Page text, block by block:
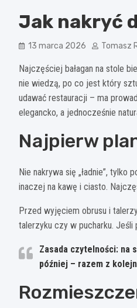
Jak nakryć
13 marca 2026 Tomasz
Najczęściej bałagan na stole
nie wiedzą, po co jest który
udawać restauracji – ma
elegancko, a jednocześnie
Najpierw
Nie nakrywa się „ładnie”,
inaczej na kawę i ciasto.
Przed wyjęciem obrusu i
talerzyku czy w pucharku. Jeśli
Zasada czytelności: na
później – razem z